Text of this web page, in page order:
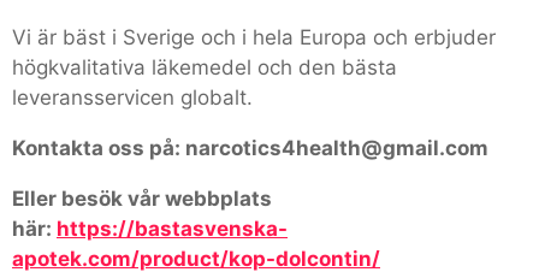
Vi är bäst i Sverige och i hela Europa och erbjuder
högkvalitativa läkemedel och den bästa
leveransservicen globalt.
Kontakta oss på: narcotics4health@gmail.com
Eller besök vår webbplats
här: https://bastasvenska-
apotek.com/product/kop-dolcontin/